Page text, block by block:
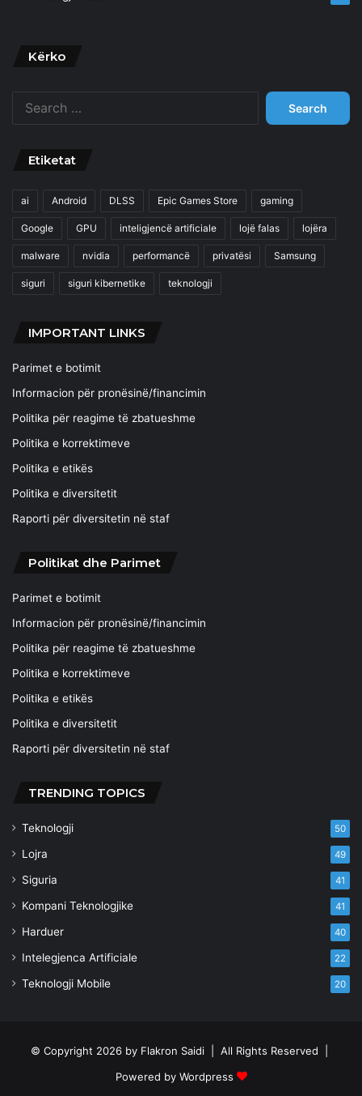
Kërko
Search
Etiketat
ai Android DLSS Epic Games Store gaming
Google GPU inteligjencë artificiale lojë falas lojëra
malware nvidia performancë privatësi Samsung
siguri siguri kibernetike teknologji
IMPORTANT LINKS
Parimet e botimit
Informacion për pronësinë/financimin
Politika për reagime të zbatueshme
Politika e korrektimeve
Politika e etikës
Politika e diversitetit
Raporti për diversitetin në staf
Politikat dhe Parimet
Parimet e botimit
Informacion për pronësinë/financimin
Politika për reagime të zbatueshme
Politika e korrektimeve
Politika e etikës
Politika e diversitetit
Raporti për diversitetin në staf
TRENDING TOPICS
Teknologji 50
Lojra 49
Siguria 41
Kompani Teknologjike 41
Harduer 40
Intelegjenca Artificiale 22
Teknologji Mobile 20
© Copyright 2026 by Flakron Saidi | All Rights Reserved |
Powered by Wordpress